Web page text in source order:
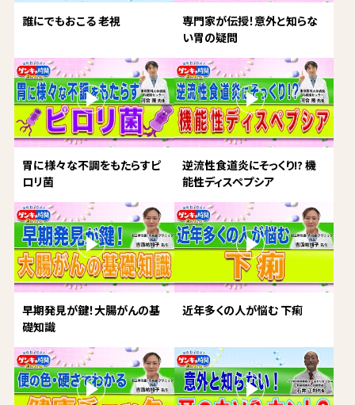
誰にでもおこる 老視
専門家が伝授！意外と知らな
い胃の疑問
胃に様々な不調をもたらすピ
ロリ菌
逆流性食道炎にそっくり!? 機
能性ディスペプシア
早期発見が鍵！大腸がんの基
礎知識
近年多くの人が悩む 下痢